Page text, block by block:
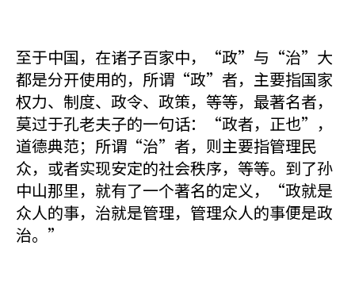
至于中国，在诸子百家中，“政”与“治”大
都是分开使用的，所谓“政”者，主要指国家
权力、制度、政令、政策，等等，最著名者，
莫过于孔老夫子的一句话：“政者，正也”，
道德典范；所谓“治”者，则主要指管理民
众，或者实现安定的社会秩序，等等。到了孙
中山那里，就有了一个著名的定义，“政就是
众人的事，治就是管理，管理众人的事便是政
治。”